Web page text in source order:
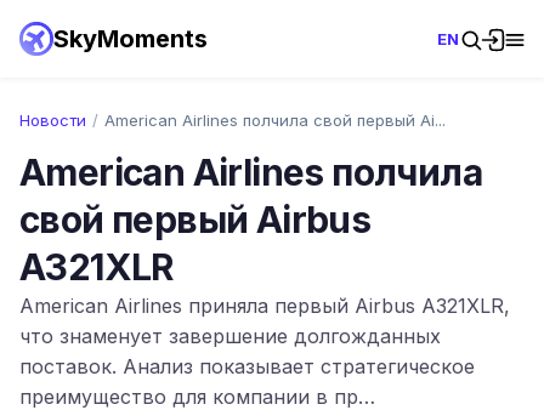
SkyMoments EN
Новости / American Airlines полчила свой первый Ai...
American Airlines полчила
свой первый Airbus
A321XLR
American Airlines приняла первый Airbus A321XLR,
что знаменует завершение долгожданных
поставок. Анализ показывает стратегическое
преимущество для компании в пр…